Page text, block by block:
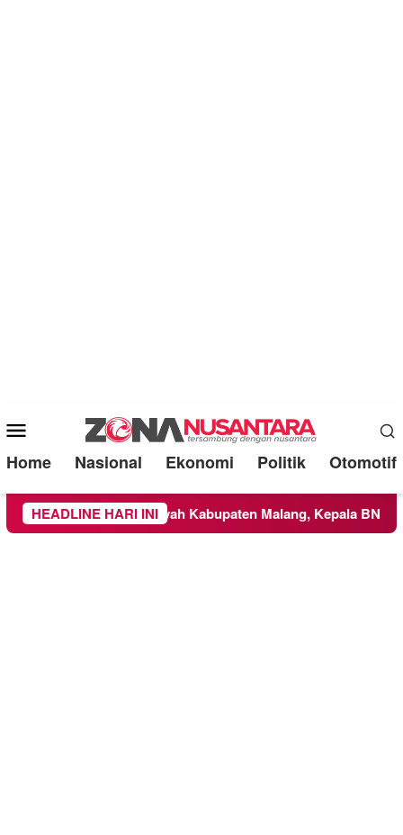
Mobile
Menu
Home Nasional Ekonomi Politik Otomotif
HEADLINE HARI INI
Meluas ke Wilayah Kabupaten Malang, Kepala BNPB Tinjau